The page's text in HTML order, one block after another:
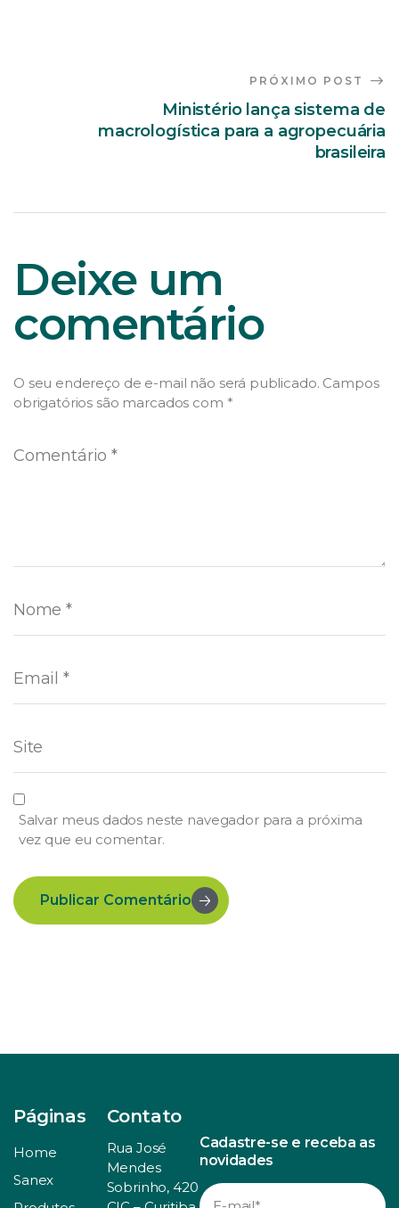
PRÓXIMO POST
Ministério lança sistema de
macrologística para a agropecuária
brasileira
Deixe um
comentário
O seu endereço de e-mail não será publicado. Campos
obrigatórios são marcados com *
Salvar meus dados neste navegador para a próxima
vez que eu comentar.
Publicar Comentário
Páginas
Home
Sanex
Contato
Rua José
Mendes
Sobrinho, 420
Cadastre-se e receba as
novidades